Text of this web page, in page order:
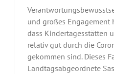
und großes Engagement
dass Kindertagesstätten
relativ gut durch die
gekommen sind. Dieses
Landtagsabgeordnete